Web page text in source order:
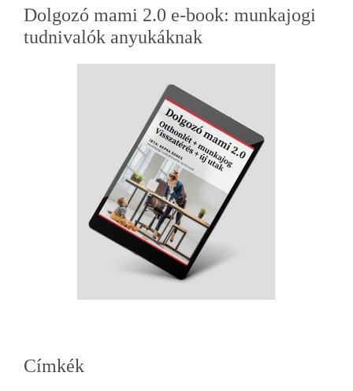
Elsődleges
oldalsáv
Dolgozó mami 2.0 e-book: munkajogi
tudnivalók anyukáknak
Címkék